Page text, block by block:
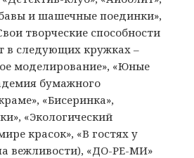
и шашечные поединки»,
творческие способности
в следующих кружках –
моделирование», «Юные
бумажного
«Бисеринка»,
«Экологический
красок», «В гостях у
вежливости), «ДО-РЕ-МИ»